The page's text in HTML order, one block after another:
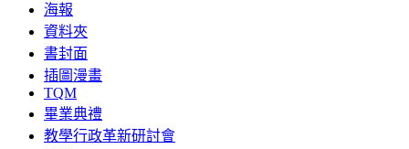
海報
資料夾
書封面
插圖漫畫
TQM
畢業典禮
教學行政革新研討會